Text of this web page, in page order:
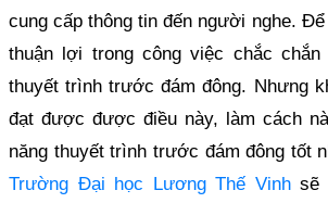
cung cấp thông tin đến người nghe.
thuận lợi trong công việc chắc
thuyết trình trước đám đông. Nhưng
đạt được được điều này, làm cách
năng thuyết trình trước đám đông tốt
Trường Đại học Lương Thế Vinhsẽ